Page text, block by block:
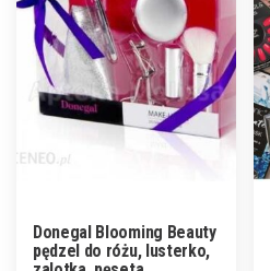
Donegal Blooming Beauty
pędzel do różu, lusterko,